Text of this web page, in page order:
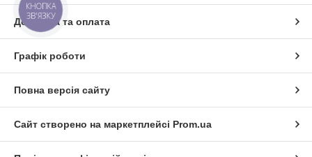
Доставка та оплата
Графік роботи
Повна версія сайту
Сайт створено на маркетплейсі Prom.ua
КНОПКА
ЗВ'ЯЗКУ